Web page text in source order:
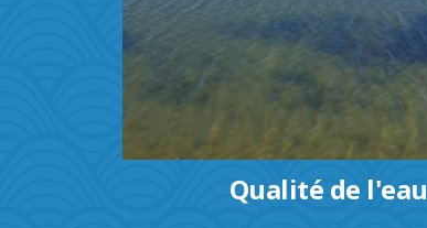
Qualité de l'eau